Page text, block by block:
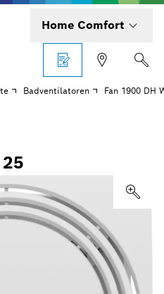
Home Comfort
Badventilatoren Fan 1900 DH